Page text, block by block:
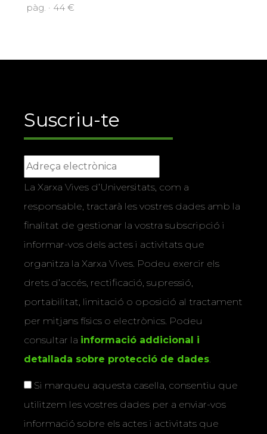
pàg. · 44 €
Suscriu-te
La Xarxa Vives d’Universitats, com a
responsable, tractarà les vostres dades amb la
finalitat de gestionar la vostra subscripció i
informar-vos dels actes i activitats que
organitza la Xarxa Vives. Podeu exercir els
drets d’accés, rectificació, supressió,
portabilitat, limitació o oposició al tractament
per mitjans físics o electrònics. Podeu
consultar la informació addicional i
detallada sobre protecció de dades.
Si marqueu aquesta casella, consentiu que
utilitzem les vostres dades per a enviar-vos
informació sobre els actes i activitats que